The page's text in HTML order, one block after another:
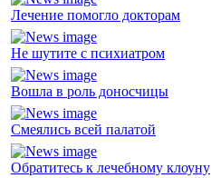
Лечение помогло докторам
Не шутите с психиатром
Вошла в роль доносчицы
Смеялись всей палатой
Обратитесь к лечебному клоуну